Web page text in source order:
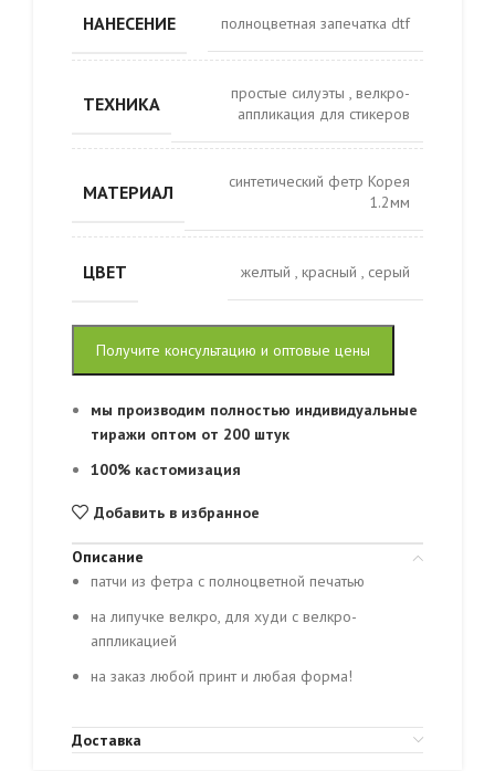
НАНЕСЕНИЕ полноцветная запечатка dtf
ТЕХНИКА простые силуэты , велкро-
аппликация для стикеров
МАТЕРИАЛ
синтетический фетр Корея
1.2мм
ЦВЕТ желтый , красный , серый
Получите консультацию и оптовые цены
мы производим полностью индивидуальные
тиражи оптом от 200 штук
100% кастомизация
Добавить в избранное
Описание
патчи из фетра с полноцветной печатью
на липучке велкро, для худи с велкро-
аппликацией
на заказ любой принт и любая форма!
Доставка